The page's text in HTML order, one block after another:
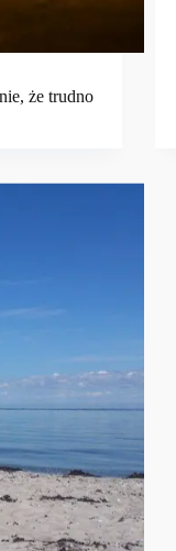
że trudno